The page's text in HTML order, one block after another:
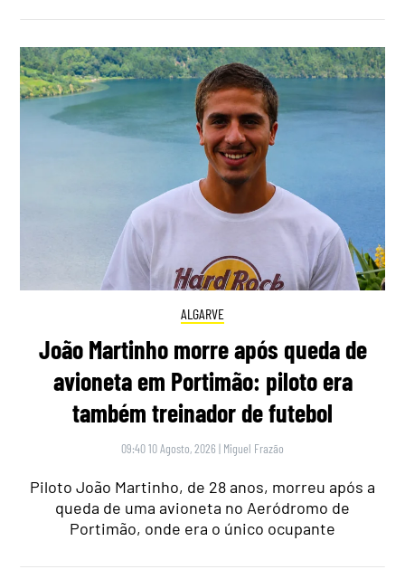
ALGARVE
João Martinho morre após queda de
avioneta em Portimão: piloto era
também treinador de futebol
09:40 10 Agosto, 2026 | Miguel Frazão
Piloto João Martinho, de 28 anos, morreu após a
queda de uma avioneta no Aeródromo de
Portimão, onde era o único ocupante